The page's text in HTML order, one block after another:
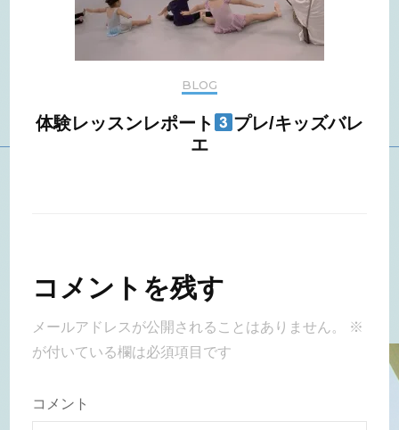
BLOG
体験レッスンレポート
プレ/キッズバレ
エ
コメントを残す
メールアドレスが公開されることはありません。
※
が付いている欄は必須項目です
コメント